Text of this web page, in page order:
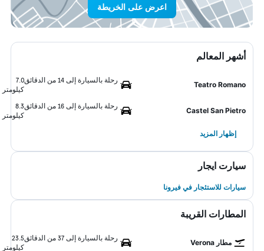
اعرض على الخريطة
أشهر المعالم
Teatro Romano
رحلة بالسيارة إلى 14 من الدقائق
7.0
كيلومتر
Castel San Pietro
رحلة بالسيارة إلى 16 من الدقائق
8.3
كيلومتر
إظهار المزيد
سيارت ايجار
سيارات للاستئجار في فيرونا
المطارات القريبة
مطار Verona
رحلة بالسيارة إلى 37 من الدقائق
23.5
كيلومتر